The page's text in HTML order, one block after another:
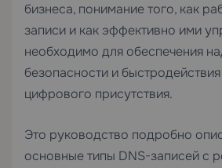
бизнеса, понимание того, как
записи и как эффективно ими
необходимо для обеспечения
безопасности и
цифрового присутствия.
Это руководство подробно
основные типы DNS-записей с